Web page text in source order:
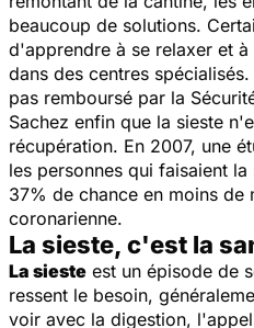
beaucoup de solutions.
d'apprendre à se relaxer et
dans des centres
pas remboursé par la
Sachez enfin que la sieste
récupération. En 2007, une
les personnes qui faisaient
37% de chance en moins de
coronarienne.
La sieste, c'est la
La sieste est un épisode de
ressent le besoin,
voir avec la digestion,